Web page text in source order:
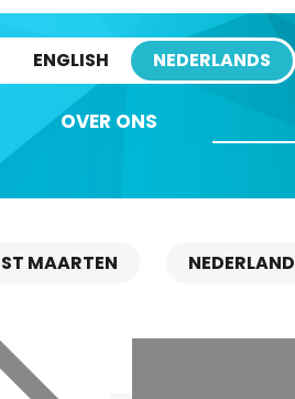
ENGLISH NEDERLANDS
OVER ONS
ST MAARTEN NEDERLAND